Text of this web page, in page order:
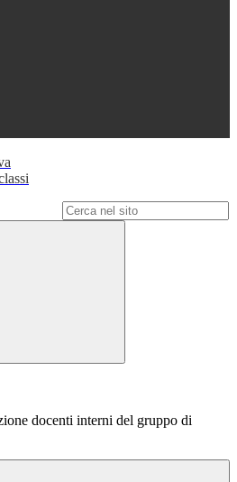
docenti interni del gruppo di